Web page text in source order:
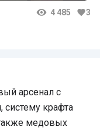
4 485 3
арсенал с
крафта
медовых